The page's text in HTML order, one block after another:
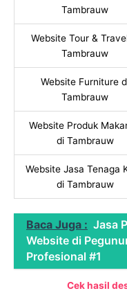
Tambrauw
Website Tour &
Tambrauw
Website Furniture
Tambrauw
Website Produk
di Tambrauw
Website Jasa Tenaga
di Tambrauw
Baca Juga : Jasa
Website di
Profesional #1
Cek hasil